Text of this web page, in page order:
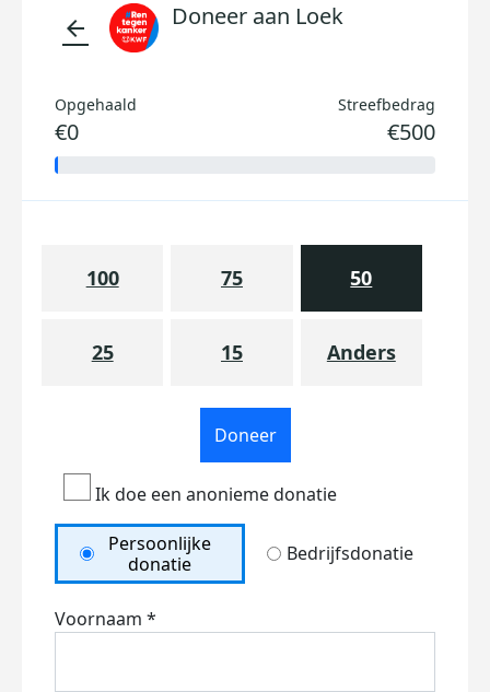
arrow_back Doneer aan Loek
Opgehaald
€0
Streefbedrag
€500
100 75 50
25 15 Anders
Doneer
Ik doe een anonieme donatie
Persoonlijke
donatie
Bedrijfsdonatie
Voornaam *